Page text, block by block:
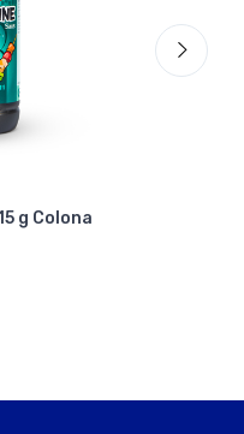
g Colona